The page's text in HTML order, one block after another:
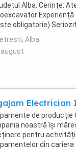
Alba. Cerințe:
obligatorie)
pe șantier Permis
Alba
august
Electrician
de
noastră își
pentru
din